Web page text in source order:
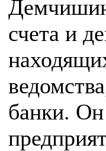
счета и
банки.